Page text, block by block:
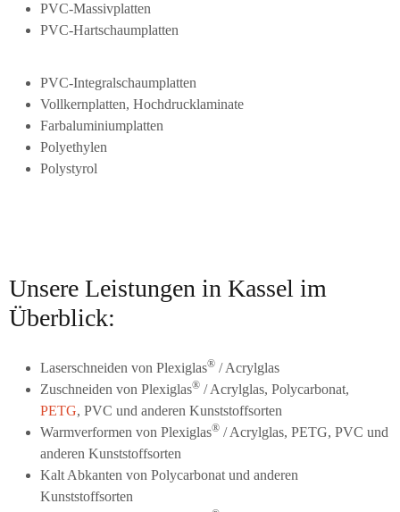
PVC-Massivplatten
PVC-Hartschaumplatten
PVC-Integralschaumplatten
Vollkernplatten, Hochdrucklaminate
Farbaluminiumplatten
Polyethylen
Polystyrol
Unsere Leistungen in Kassel im
Überblick:
Laserschneiden von Plexiglas® / Acrylglas
Zuschneiden von Plexiglas® / Acrylglas, Polycarbonat,
PETG, PVC und anderen Kunststoffsorten
Warmverformen von Plexiglas® / Acrylglas, PETG, PVC und
anderen Kunststoffsorten
Kalt Abkanten von Polycarbonat und anderen
Kunststoffsorten